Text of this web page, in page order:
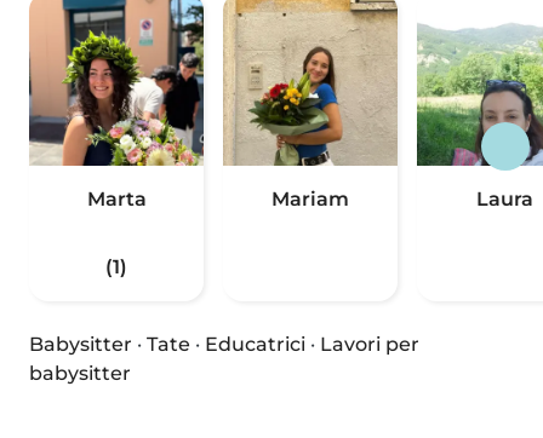
Marta
(1)
Mariam Laura
Babysitter · Tate · Educatrici · Lavori per
babysitter